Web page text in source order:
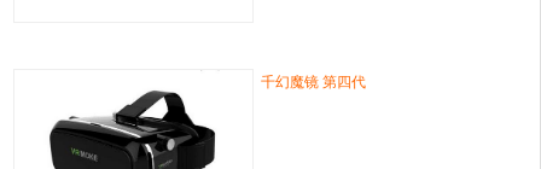
千幻魔镜 第四代